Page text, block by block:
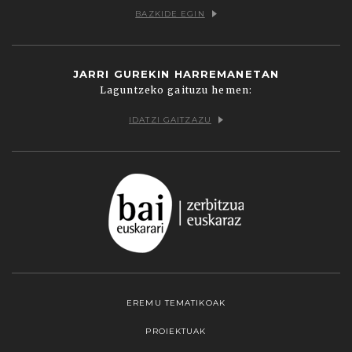
BAZKIDE EGIN
JARRI GUREKIN HARREMANETAN
Laguntzeko gaituzu hemen:
IDATZI GAITZAZU
EREMU TEMATIKOAK
PROIEKTUAK